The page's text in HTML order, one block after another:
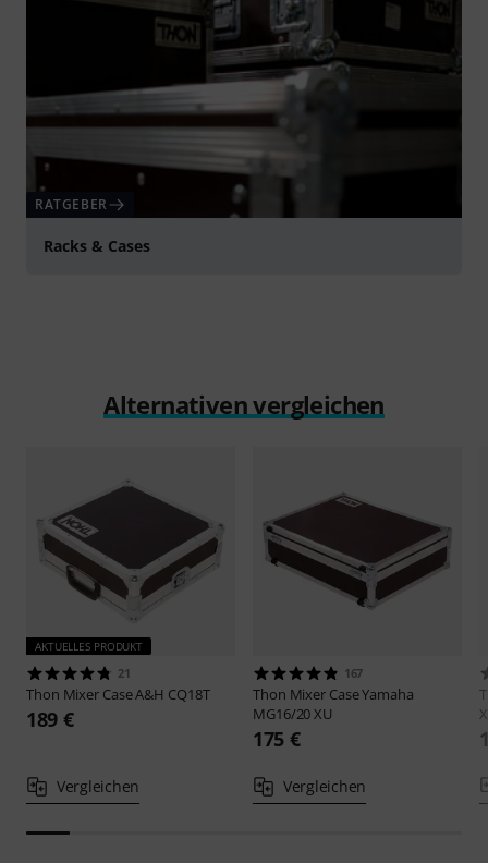
RATGEBER
Racks & Cases
Alternativen vergleichen
AKTUELLES PRODUKT
21
Thon Mixer Case A&H CQ18T
189 €
Vergleichen
167
Thon Mixer Case Yamaha
MG16/20 XU
175 €
Vergleichen